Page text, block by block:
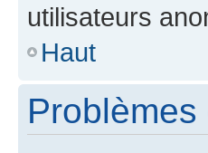
utilisateurs
Haut